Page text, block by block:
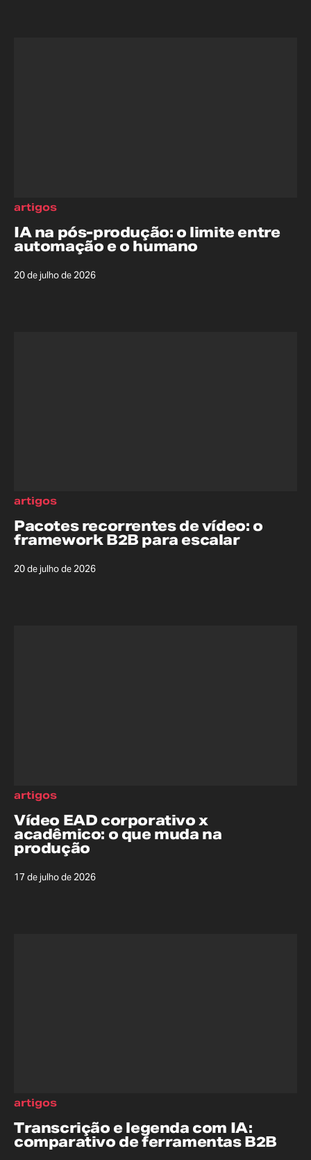
IA na pós-produção: o limite entre
automação e o humano
20 de julho de 2026
artigos
Pacotes recorrentes de vídeo: o
framework B2B para escalar
20 de julho de 2026
artigos
Vídeo EAD corporativo x
acadêmico: o que muda na
produção
17 de julho de 2026
artigos
Transcrição e legenda com IA:
comparativo de ferramentas B2B
artigos